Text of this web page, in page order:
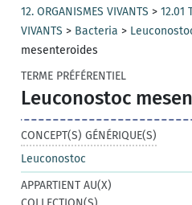
12. ORGANISMES VIVANTS >12.01
VIVANTS > Bacteria >
mesenteroides
TERME PRÉFÉRENTIEL
Leuconostoc
CONCEPT(S) GÉNÉRIQUE(S)
Leuconostoc
APPARTIENT AU(X)